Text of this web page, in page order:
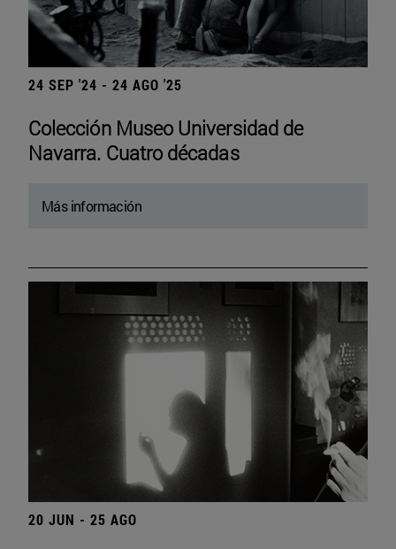
24 SEP '24 - 24 AGO '25
Colección Museo Universidad de
Navarra. Cuatro décadas
Más información
20 JUN - 25 AGO